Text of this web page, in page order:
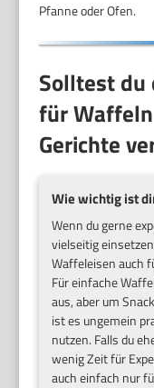
Pfanne oder Ofen.
Solltest du
für
Gerichte
Wie wichtig ist
Wenn du gerne
vielseitig
Waffeleisen auch
Für einfache
aus, aber um
ist es ungemein
nutzen. Falls du
wenig Zeit für
auch einfach nur